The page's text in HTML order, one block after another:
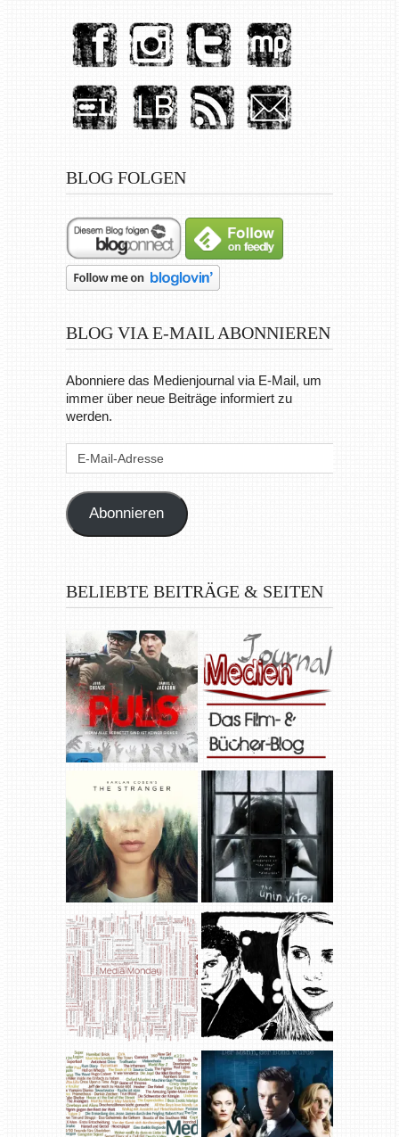
BLOG FOLGEN
BLOG VIA E-MAIL ABONNIEREN
Abonniere das Medienjournal via E-Mail, um
immer über neue Beiträge informiert zu
werden.
Abonnieren
BELIEBTE BEITRÄGE & SEITEN